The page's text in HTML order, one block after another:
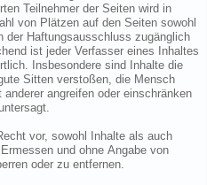
Teilnehmer der Seiten wird in
von Plätzen auf den Seiten sowohl
der Haftungsausschluss zugänglich
ist jeder Verfasser eines Inhaltes
Insbesondere sind Inhalte die
Sitten verstoßen, die Mensch
angreifen oder einschränken
vor, sowohl Inhalte als auch
und ohne Angabe von
oder zu entfernen.